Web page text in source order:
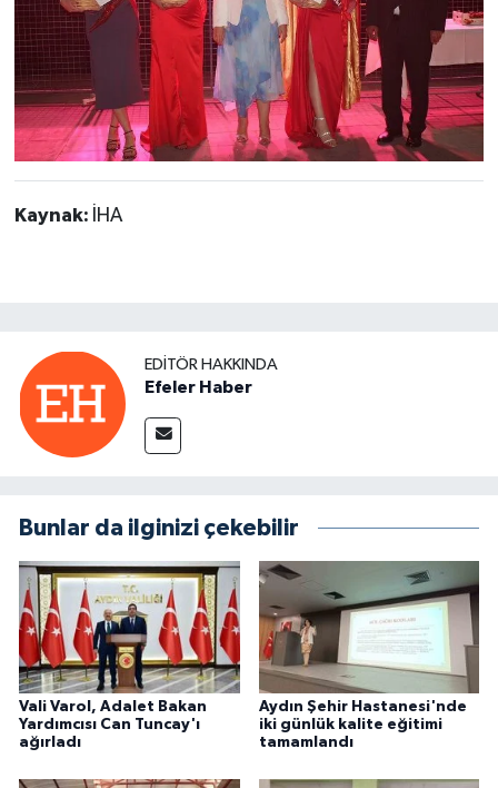
Kaynak: İHA
EDITÖR HAKKINDA
Efeler Haber
Bunlar da ilginizi çekebilir
Vali Varol, Adalet Bakan
Yardımcısı Can Tuncay'ı
ağırladı
Aydın Şehir Hastanesi'nde
iki günlük kalite eğitimi
tamamlandı